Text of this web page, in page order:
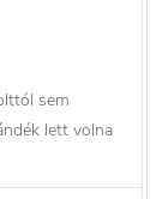
sem
lett volna